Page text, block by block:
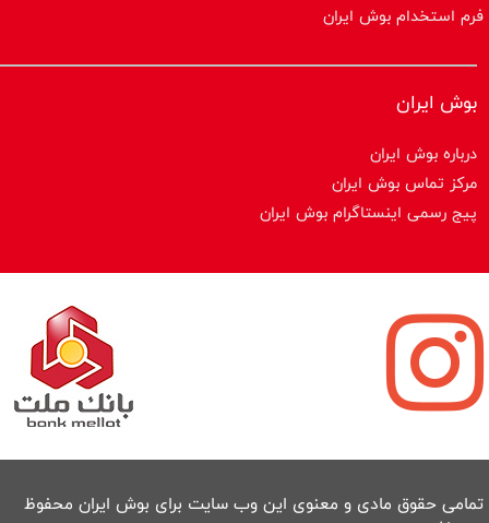
فرم استخدام بوش ایران
بوش ایران
درباره بوش ایران
مرکز تماس بوش ایران
پیج رسمی اینستاگرام بوش ایران
تمامی حقوق مادی و معنوی این وب سایت برای بوش ایران محفوظ